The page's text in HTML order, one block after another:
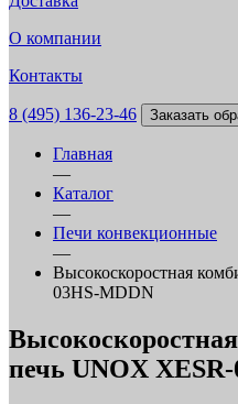
О компании
Контакты
8 (495) 136-23-46 Заказать
Главная
—
Каталог
—
Печи конвекционные
—
Высокоскоростная
03HS-MDDN
печь UNOX